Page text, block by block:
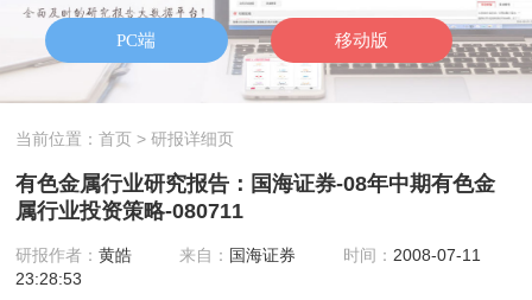
当前位置：首页 > 研报详细页
有色金属行业研究报告：国海证券-08年中期有色金
属行业投资策略-080711
研报作者：黄皓 来自： 国海证券 时间： 2008-07-11
23:28:53